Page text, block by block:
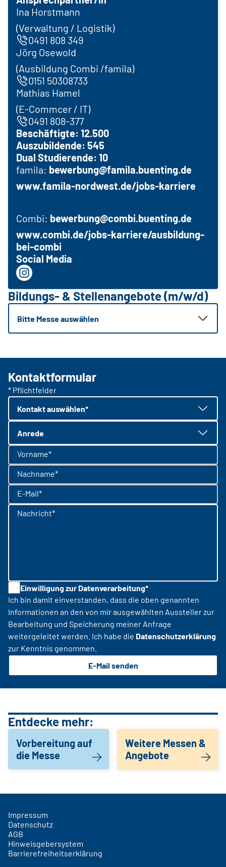
Ina Horstmann
(Verwaltung / Logistik)
0491 808 349
Jörg Osewold
(Ausbildung Combi /famila)
0151 50308733
Mathias Hamel
(E-Commcer / IT)
0491 808-377
Beschäftigte: 12.500
Auszubildende: 545
Dual Studierende: 10
famila: bewerbung@famila.buenting.de
www.famila-nordwest.de/jobs-karriere
Combi: bewerbung@combi.buenting.de
www.combi.de/jobs-karriere/ausbildung-
bei-combi
Social Media
Bildungs- & Stellenangebote (m/w/d)
Bitte Messe auswählen
Kontaktformular
* Pflichtfelder
Kontakt auswählen*
Anrede
Vorname*
Nachname*
E-Mail*
Nachricht*
Einwilligung zur Datenverarbeitung*
Ich bin damit einverstanden, dass die oben genannten
Informationen an den von mir ausgewählten Aussteller zur
Bearbeitung und Speicherung meiner Anfrage
weitergeleitet werden. Ich habe die Datenschutzerklärung
zur Kenntnis genommen.
E-Mail senden
Entdecke mehr:
Vorbereitung auf
die Messe
Weitere Messen &
Angebote
Impressum
Datenschutz
AGB
Hinweisgebersystem
Barrierefreiheitserklärung